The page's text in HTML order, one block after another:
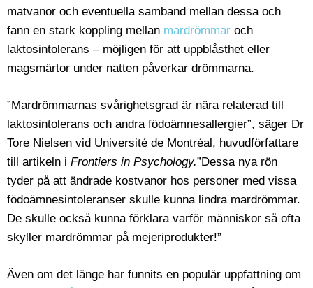
matvanor och eventuella samband mellan dessa och
fann en stark koppling mellan mardrömmar och
laktosintolerans – möjligen för att uppblåsthet eller
magsmärtor under natten påverkar drömmarna.
”Mardrömmarnas svårighetsgrad är nära relaterad till
laktosintolerans och andra födoämnesallergier”, säger Dr
Tore Nielsen vid Université de Montréal, huvudförfattare
till artikeln i Frontiers in Psychology.”Dessa nya rön
tyder på att ändrade kostvanor hos personer med vissa
födoämnesintoleranser skulle kunna lindra mardrömmar.
De skulle också kunna förklara varför människor så ofta
skyller mardrömmar på mejeriprodukter!”
Även om det länge har funnits en populär uppfattning om